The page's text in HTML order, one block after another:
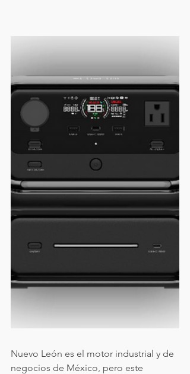
Nuevo León es el motor industrial y de
negocios de México, pero este